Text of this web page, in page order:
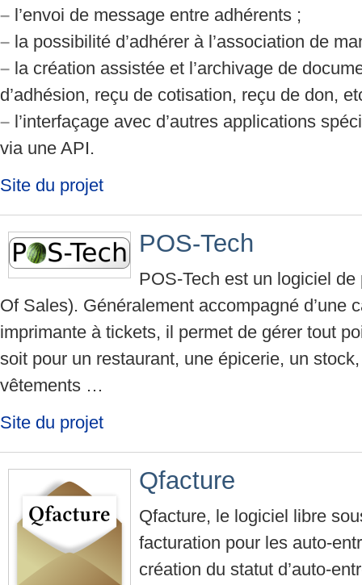
– l’envoi de message entre adhérents ;
– la possibilité d’adhérer à l’association de
– la création assistée et l’archivage de
d’adhésion, reçu de cotisation, reçu de don,
– l’interfaçage avec d’autres applications
via une API.
Site du projet
POS-Tech
POS-Tech est un logiciel
Of Sales). Généralement accompagné d’une
imprimante à tickets, il permet de gérer tout
soit pour un restaurant, une épicerie, un
vêtements …
Site du projet
Qfacture
Qfacture, le logiciel libre
facturation pour les auto-
création du statut d’auto-